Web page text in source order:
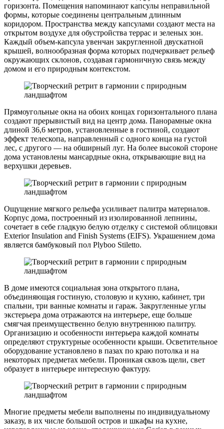
горизонта. Помещения напоминают капсулы неправильной
формы, которые соединены центральным длинным
коридором. Пространства между капсулами создают места на
открытом воздухе для обустройства террас и зеленых зон.
Каждый объем-капсула увенчан закругленной двускатной
крышей, волнообразная форма которых подчеркивает рельеф
окружающих склонов, создавая гармоничную связь между
домом и его природным контекстом.
Прямоугольные окна на обоих концах горизонтального плана
создают прерывистый вид на центр дома. Панорамные окна
длиной 36,6 метров, установленные в гостиной, создают
эффект телескопа, направленный с одного конца на густой
лес, с другого — на обширный луг. На более высокой стороне
дома установлены мансардные окна, открывающие вид на
верхушки деревьев.
Ощущение мягкого рельефа усиливает палитра материалов.
Корпус дома, построенный из изолированной лепнины,
сочетает в себе гладкую белую отделку с системой облицовки
Exterior Insulation and Finish Systems (EIFS). Украшением дома
является бамбуковый пол Plyboo Stiletto.
В доме имеются социальная зона открытого плана,
объединяющая гостиную, столовую и кухню, кабинет, три
спальни, три ванные комнаты и гараж. Закругленные углы
экстерьера дома отражаются на интерьере, еще больше
смягчая преимущественно белую внутреннюю палитру.
Организацию и особенности интерьера каждой комнаты
определяют структурные особенности крыши. Осветительное
оборудование установлено в пазах по краю потолка и на
некоторых предметах мебели. Проникая сквозь щели, свет
образует в интерьере интересную фактуру.
Многие предметы мебели выполнены по индивидуальному
заказу, в их числе большой остров и шкафы на кухне,